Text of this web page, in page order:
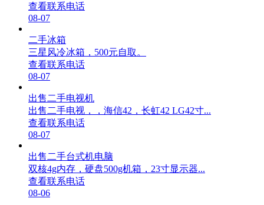
查看联系电话
08-07
二手冰箱
三星风冷冰箱，500元自取。
查看联系电话
08-07
出售二手电视机
出售二手电视，，海信42，长虹42 LG42寸...
查看联系电话
08-07
出售二手台式机电脑
双核4g内存，硬盘500g机箱，23寸显示器...
查看联系电话
08-06